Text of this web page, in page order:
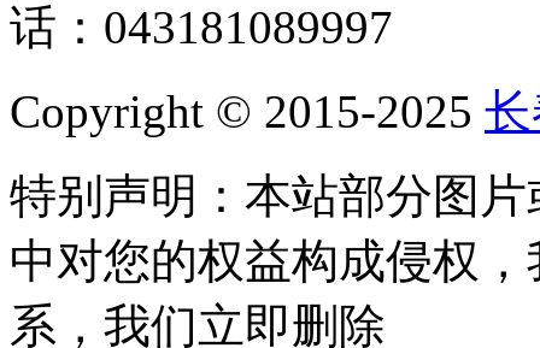
话：043181089997
Copyright © 2015-2025
特别声明：本站部分图
中对您的权益构成侵权
系，我们立即删除